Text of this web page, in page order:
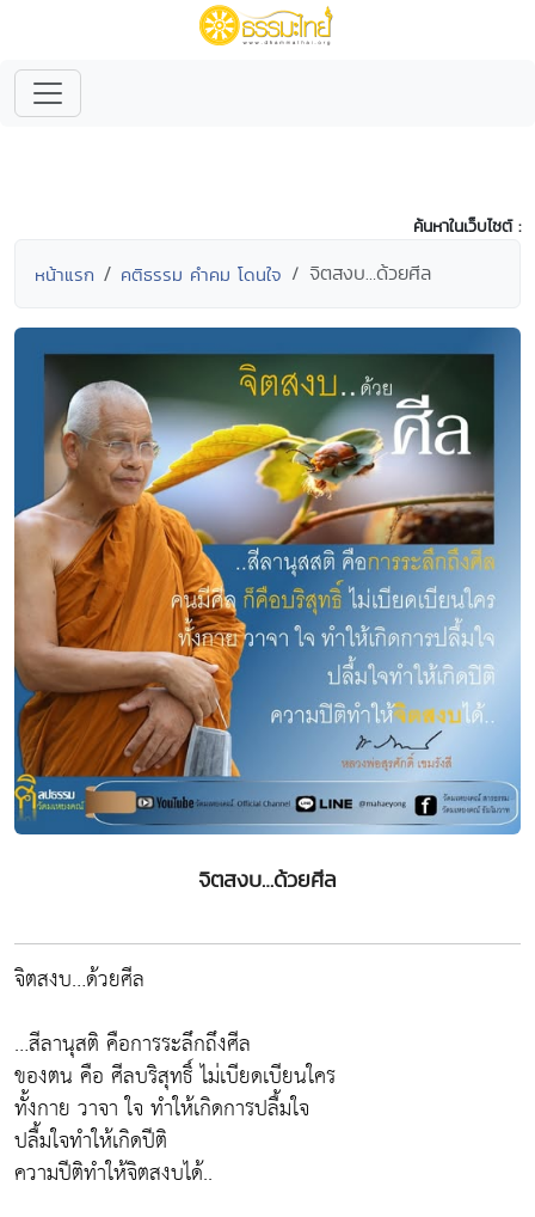
ค้นหาในเว็บไซต์ :
หน้าแรก คติธรรม คำคม โดนใจ จิตสงบ…ด้วยศีล
จิตสงบ…ด้วยศีล
จิตสงบ…ด้วยศีล
…สีลานุสติ คือการระลึกถึงศีล
ของตน คือ ศีลบริสุทธิ์ ไม่เบียดเบียนใคร
ทั้งกาย วาจา ใจ ทำให้เกิดการปลื้มใจ
ปลื้มใจทำให้เกิดปีติ
ความปีติทำให้จิตสงบได้..